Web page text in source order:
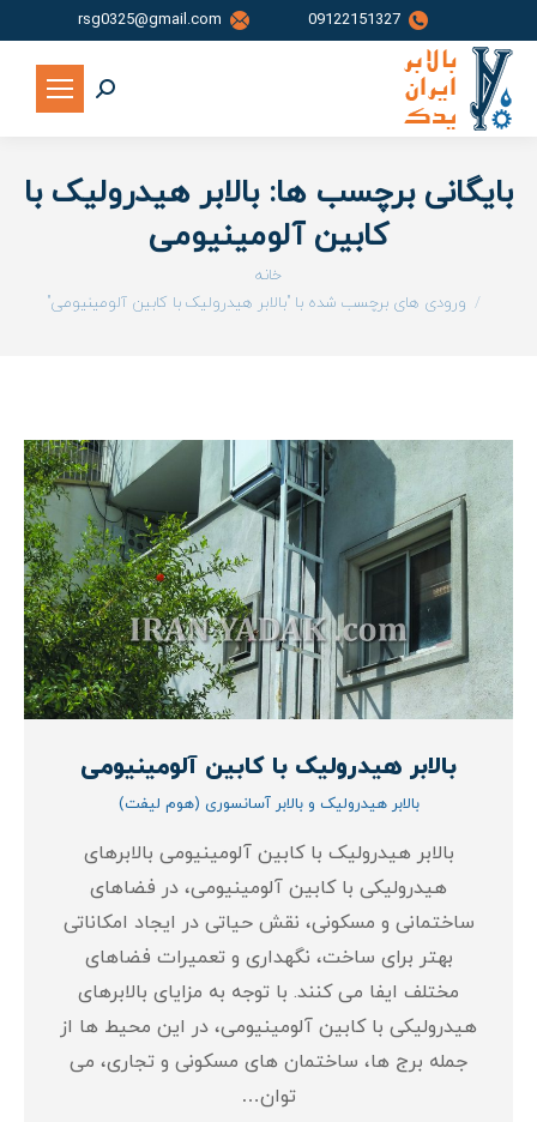
09122151327
rsg0325@gmail.com
جستجو:
بایگانی برچسب ها:بالابر هیدرولیک با
کابین آلومینیومی
خانه
ورودی های برچسب شده با "بالابر هیدرولیک با کابین آلومینیومی"
بالابر هیدرولیک با کابین آلومینیومی
بالابر هیدرولیک و بالابر آسانسوری (هوم لیفت)
بالابر هیدرولیک با کابین آلومینیومی بالابرهای
هیدرولیکی با کابین آلومینیومی، در فضاهای
ساختمانی و مسکونی، نقش حیاتی در ایجاد امکاناتی
بهتر برای ساخت، نگهداری و تعمیرات فضاهای
مختلف ایفا می‌ کنند. با توجه به مزایای بالابرهای
هیدرولیکی با کابین آلومینیومی، در این محیط‌ ها از
جمله برج‌ ها، ساختمان‌ های مسکونی و تجاری، می‌
توان…